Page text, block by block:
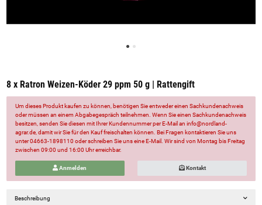
8 x Ratron Weizen-Köder 29 ppm 50 g | Rattengift
Um dieses Produkt kaufen zu können, benötigen Sie entweder einen Sachkundenachweis
oder müssen an einem Abgabegespräch teilnehmen. Wenn Sie einen Sachkundenachweis
besitzen, senden Sie diesen mit Ihrer Kundennummer per E-Mail an info@nordland-
agrar.de, damit wir Sie für den Kauf freischalten können. Bei Fragen kontaktieren Sie uns
unter 04663-1898110 oder schreiben Sie uns eine E-Mail. Wir sind von Montag bis Freitag
zwischen 09:00 und 16:00 Uhr erreichbar.
Anmelden Kontakt
Beschreibung